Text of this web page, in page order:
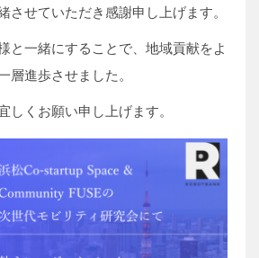
させていただき感謝申し上げます。
と一緒にすることで、地域貢献をよ
層進歩させました。
しくお願い申し上げます。